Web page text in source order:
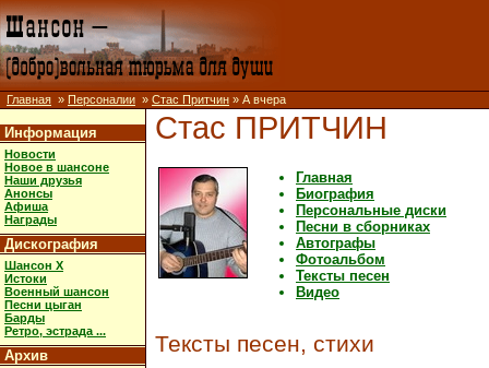
Главная » Персоналии » Стас Притчин » А вчера
Информация
Новости
Новое в шансоне
Наши друзья
Анонсы
Афиша
Награды
Дискография
Шансон X
Истоки
Военный шансон
Песни цыган
Барды
Ретро, эстрада ...
Архив
Стас ПРИТЧИН
Главная
Биография
Персональные диски
Песни в сборниках
Автографы
Фотоальбом
Тексты песен
Видео
Тексты песен, стихи